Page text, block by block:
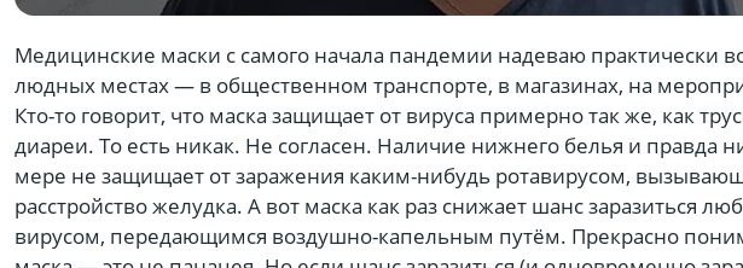
Медицинские маски с самого начала пандемии надеваю практически
людных местах — в общественном транспорте, в магазинах, на
Кто-то говорит, что маска защищает от вируса примерно так же, как
диареи. То есть никак. Не согласен. Наличие нижнего белья и правда
мере не защищает от заражения каким-нибудь ротавирусом,
расстройство желудка. А вот маска как раз снижает шанс заразиться
вирусом, передающимся воздушно-капельным путём. Прекрасно